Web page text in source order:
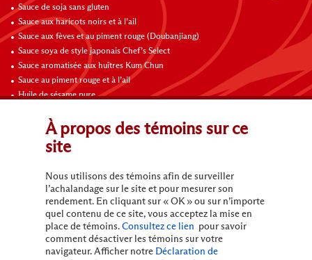
Sauce de soja sans gluten
Sauce aux haricots noirs et à l’ail
Sauce aux fèves et au piment rouge (Doubanjiang)
Sauce soya de style japonais Chef’s Select
Sauce aromatisée aux huîtres Kum Chun
Sauce au piment rouge et à l’ail
Huile de sésame pure
Sauce soya Chef’s Select
Contactez-nous
Conditions d’utilisation Politique de confidentialité
À propos des témoins sur ce
site
Nous utilisons des témoins afin de surveiller
l’achalandage sur le site et pour mesurer son
rendement. En cliquant sur « OK » ou sur n’importe
quel contenu de ce site, vous acceptez la mise en
place de témoins. Consultez ce lien pour savoir
comment désactiver les témoins sur votre
navigateur. Afficher notre Déclaration de